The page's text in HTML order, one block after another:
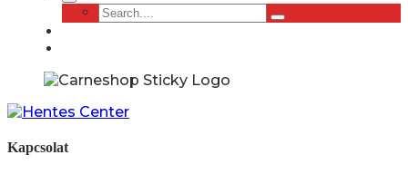
Kapcsolat